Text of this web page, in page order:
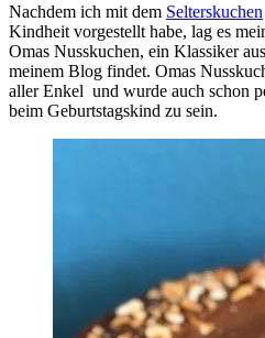
Nachdem ich mit dem Selterskuchen
Kindheit vorgestellt habe, lag es
Omas Nusskuchen, ein Klassiker
meinem Blog findet. Omas
aller Enkel und wurde auch schon
beim Geburtstagskind zu sein.